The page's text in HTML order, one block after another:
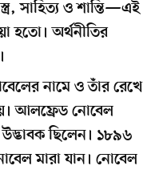
সাহিত্য ও শান্তি—এই
হতো। অর্থনীতির
নামে ও তাঁর রেখে
আলফ্রেড নোবেল
উদ্ভাবক ছিলেন। ১৮৯৬
মারা যান। নোবেল